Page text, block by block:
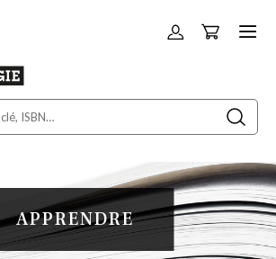
Allez
Panier
APPRENDRE